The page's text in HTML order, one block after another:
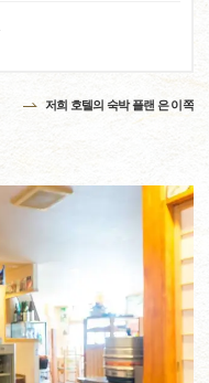
저희 호텔의 숙박 플랜 은 이쪽